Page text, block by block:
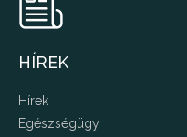
HÍREK
Hírek
Egészségügy